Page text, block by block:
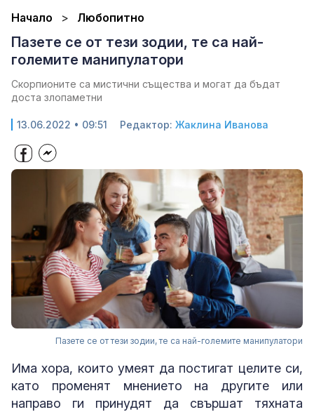
Начало Любопитно
Пазете се от тези зодии, те са най-
големите манипулатори
Скорпионите са мистични същества и могат да бъдат
доста злопаметни
13.06.2022 • 09:51 Редактор: Жаклина Иванова
Пазете се от тези зодии, те са най-големите манипулатори
Има хора, които умеят да постигат целите си,
като променят мнението на другите или
направо ги принудят да свършат тяхната